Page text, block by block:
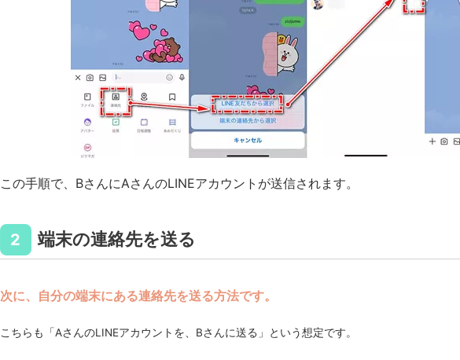
この手順で、BさんにAさんのLINEアカウントが送信されます。
2 端末の連絡先を送る
次に、自分の端末にある連絡先を送る方法です。
こちらも「AさんのLINEアカウントを、Bさんに送る」という想定です。